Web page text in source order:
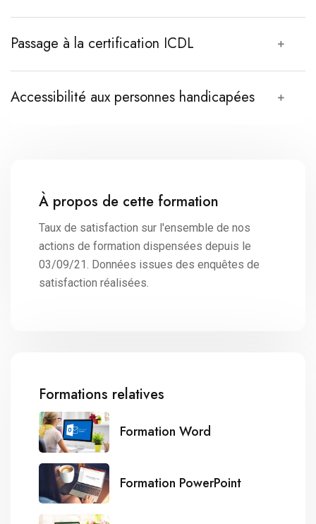
Passage à la certification ICDL
Accessibilité aux personnes handicapées
À propos de cette formation
Taux de satisfaction sur l'ensemble de nos
actions de formation dispensées depuis le
03/09/21. Données issues des enquêtes de
satisfaction réalisées.
Formations relatives
Formation Word
Formation PowerPoint